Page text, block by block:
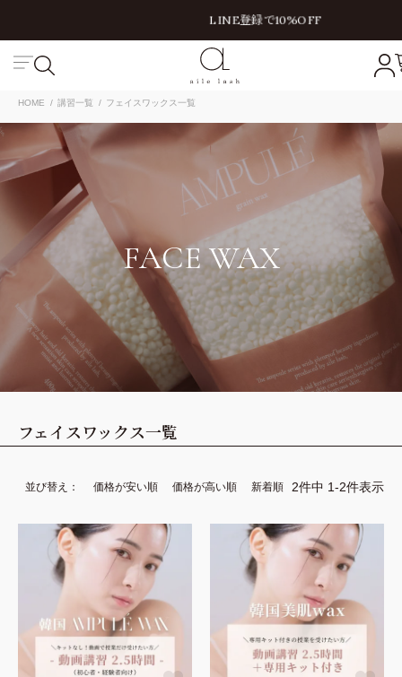
LINE登録で10%OFF
HOME 講習一覧 フェイスワックス一覧
FACE WAX
フェイスワックス一覧
並び替え 価格が安い順 価格が高い順 新着順 2件中 1-2件表示
価格
まとめ買い割引 定期販売 OUTLET
動画講習 対面講習
この内容で絞り込み
商品を探す
アイブロウ
アイラッシュ
ラッシュリフト
アウトレット
講習を探す
フェイスワックス
ラッシュリフト
アイラッシュ
動画講習
コンペ対策